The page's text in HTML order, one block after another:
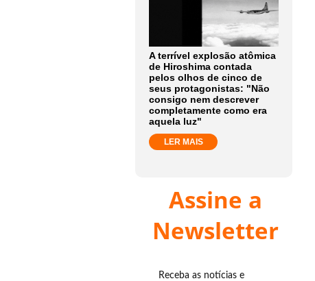
A terrível explosão atômica
de Hiroshima contada
pelos olhos de cinco de
seus protagonistas: "Não
consigo nem descrever
completamente como era
aquela luz"
LER MAIS
Assine a
Newsletter
Receba as notícias e